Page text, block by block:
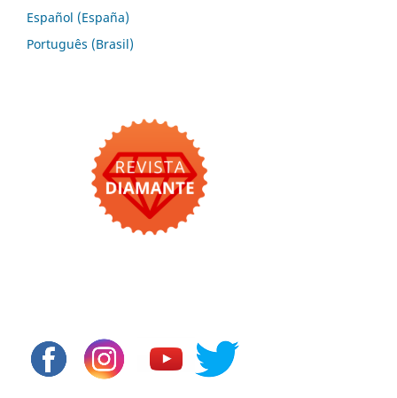
Español (España)
Português (Brasil)